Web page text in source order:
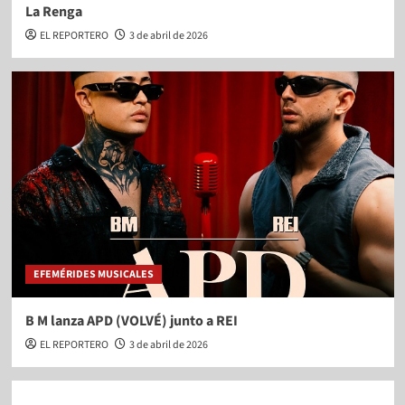
La Renga
EL REPORTERO 3 de abril de 2026
EFEMÉRIDES MUSICALES
B M lanza APD (VOLVÉ) junto a REI
EL REPORTERO 3 de abril de 2026